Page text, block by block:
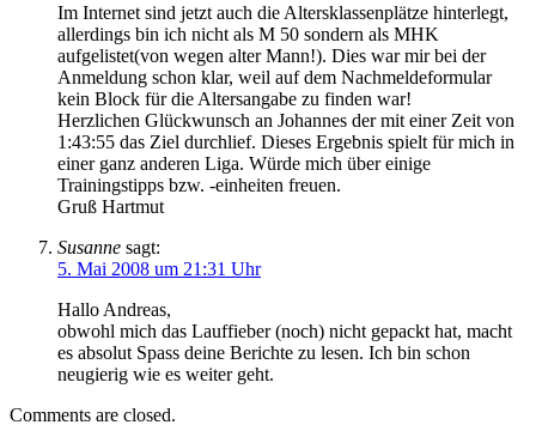
Im Internet sind jetzt auch die Altersklassenplätze hinterlegt,
allerdings bin ich nicht als M 50 sondern als MHK
aufgelistet(von wegen alter Mann!). Dies war mir bei der
Anmeldung schon klar, weil auf dem Nachmeldeformular
kein Block für die Altersangabe zu finden war!
Herzlichen Glückwunsch an Johannes der mit einer Zeit von
1:43:55 das Ziel durchlief. Dieses Ergebnis spielt für mich in
einer ganz anderen Liga. Würde mich über einige
Trainingstipps bzw. -einheiten freuen.
Gruß Hartmut
Susanne sagt:
5. Mai 2008 um 21:31 Uhr
Hallo Andreas,
obwohl mich das Lauffieber (noch) nicht gepackt hat, macht
es absolut Spass deine Berichte zu lesen. Ich bin schon
neugierig wie es weiter geht.
Comments are closed.